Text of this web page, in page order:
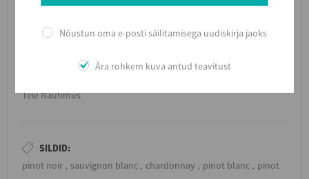
Meremaa lõunasaare Marlborough ja Prantsusmaa Alsace
piirkonna veinid sobivad täidlasema ja struktuursema
Teie Nautimus
SILDID:
pinot noir , sauvignon blanc , chardonnay , pinot blanc , pinot
Nõustun oma e-posti säilitamisega uudiskirja jaoks
Ära rohkem kuva antud teavitust